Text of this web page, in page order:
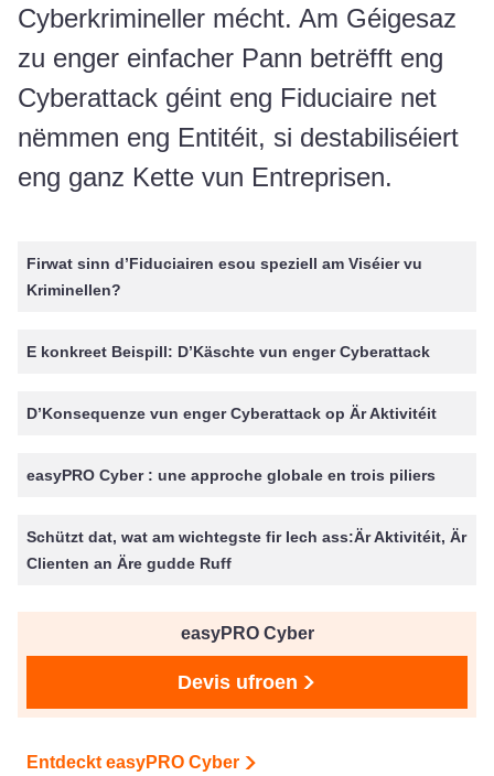
Cyberkrimineller mécht. Am Géigesaz
zu enger einfacher Pann betrëfft eng
Cyberattack géint eng Fiduciaire net
nëmmen eng Entitéit, si destabiliséiert
eng ganz Kette vun Entreprisen.
Firwat sinn d’Fiduciairen esou speziell am Viséier vu
Kriminellen?
E konkreet Beispill: D’Käschte vun enger Cyberattack
D’Konsequenze vun enger Cyberattack op Är Aktivitéit
easyPRO Cyber : une approche globale en trois piliers
Schützt dat, wat am wichtegste fir Iech ass:Är Aktivitéit, Är
Clienten an Äre gudde Ruff
easyPRO Cyber
Devis ufroen
Entdeckt easyPRO Cyber